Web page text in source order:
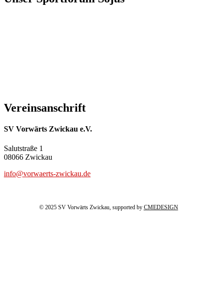
Vereinsanschrift
SV Vorwärts Zwickau e.V.
Salutstraße 1
08066 Zwickau
info@vorwaerts-zwickau.de
© 2025 SV Vorwärts Zwickau, supported by CMEDESIGN